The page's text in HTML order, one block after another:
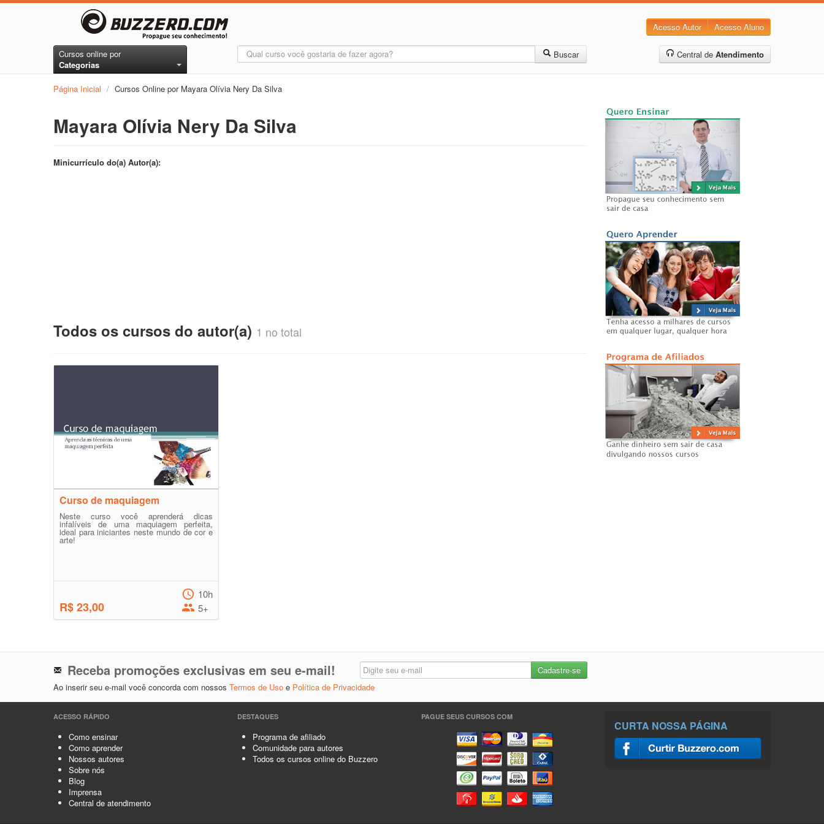
Acesso Autor Acesso Aluno
Cursos online por
Categorias
Buscar Central de Atendimento
Página Inicial / Cursos Online por Mayara Olívia Nery Da Silva
Mayara Olívia Nery Da Silva
Minicurrículo do(a) Autor(a):
Todos os cursos do autor(a) 1 no total
Curso de maquiagem
Neste curso você aprenderá dicas
infalíveis de uma maquiagem perfeita,
ideal para iniciantes neste mundo de cor e
arte!
R$ 23,00
10h
5+
Receba promoções exclusivas em seu e-mail!
Ao inserir seu e-mail você concorda com nossos Termos de Uso e Política de Privacidade
ACESSO RÁPIDO
Como ensinar
Como aprender
Nossos autores
Sobre nós
Blog
Imprensa
Central de atendimento
DESTAQUES
Programa de afiliado
Comunidade para autores
Todos os cursos online do Buzzero
PAGUE SEUS CURSOS COM
CURTA NOSSA PÁGINA